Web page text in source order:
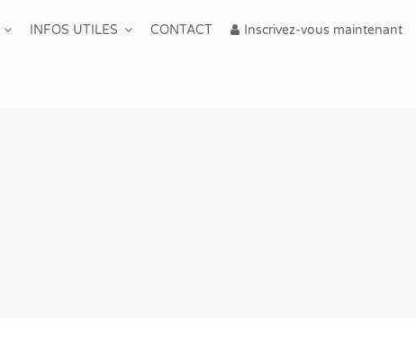
Inscrivez-vous maintenant
INFOS UTILES CONTACT